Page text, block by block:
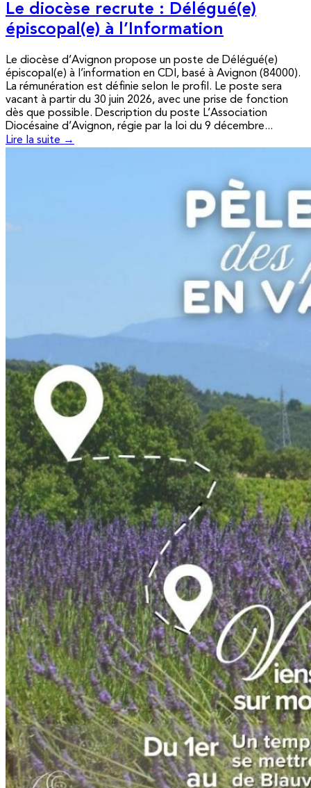
Le diocèse recrute : Délégué(e)
épiscopal(e) à l’Information
Le diocèse d’Avignon propose un poste de Délégué(e)
épiscopal(e) à l’information en CDI, basé à Avignon (84000).
La rémunération est définie selon le profil. Le poste sera
vacant à partir du 30 juin 2026, avec une prise de fonction
dès que possible. Description du poste L’Association
Diocésaine d’Avignon, régie par la loi du 9 décembre...
Lire la suite →